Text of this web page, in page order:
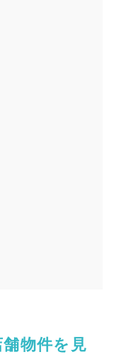
物件を見